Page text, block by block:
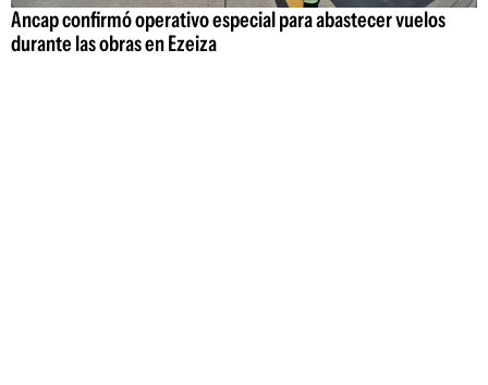
Ancap confirmó operativo especial para abastecer vuelos
durante las obras en Ezeiza